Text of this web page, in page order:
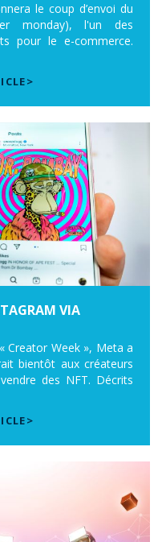
le coup d’envoi du
monday), l'un des
pour le e-commerce.
VIA
Creator Week », Meta a
bientôt aux créateurs
des NFT. Décrits